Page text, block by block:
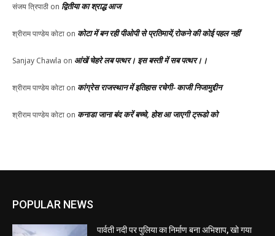
संजय त्रिपाठी on द्वितीया का श्राद्ध आज
श्रीराम पाण्डेय कोटा on कोटा में बन रही पीओपी से प्रतिमायें,रोकने की कोई पहल नहीं
Sanjay Chawla on आंखें चेहरे लब पत्थर। इस बस्ती में सब पत्थर।।
श्रीराम पाण्डेय कोटा on कांग्रेस राजस्थान में इतिहास रचेगी- काजी निजामुद्दीन
श्रीराम पाण्डेय कोटा on कनाडा जाना बंद करें बच्चे, होश आ जाएगी ट्रूडो को
POPULAR NEWS
पार्वती नदी पर पुलिया का निर्माण बना अभिशाप, खो गया